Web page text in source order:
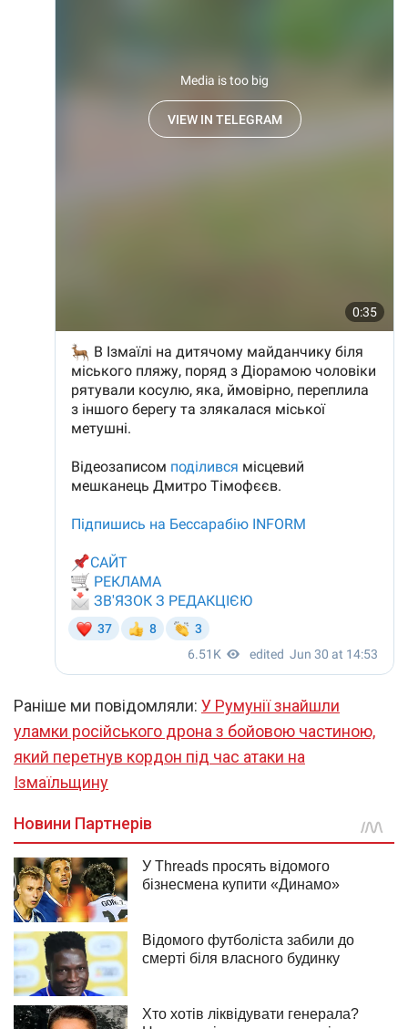
Раніше ми повідомляли: У Румунії знайшли
уламки російського дрона з бойовою частиною,
який перетнув кордон під час атаки на
Ізмаїльщину